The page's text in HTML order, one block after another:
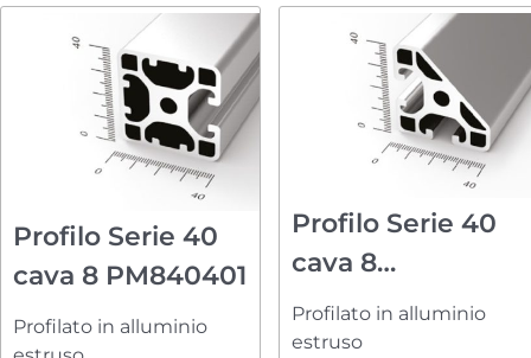
Profilo Serie 40
cava 8 PM840401
Profilato in alluminio
Profilo Serie 40
cava 8
PM84040A23
Profilato in alluminio
estruso